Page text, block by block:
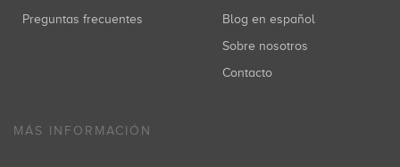
Preguntas frecuentes
Blog en español
Sobre nosotros
Contacto
MÁS INFORMACIÓN